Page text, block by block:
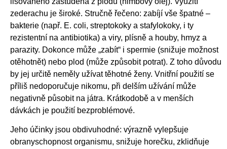
zederachu je široké. Stručně řečeno: zabíjí vše špatné –
bakterie (např. E. coli, streptokoky a stafylokoky, i ty
rezistentní na antibiotika) a viry, plísně a houby, hmyz a
parazity. Dokonce může „zabít“ i spermie (snižuje možnost
otěhotnět) nebo plod (může způsobit potrat). Z toho důvodu
by jej určitě neměly užívat těhotné ženy. Vnitřní použití se
příliš nedoporučuje nikomu, při delším užívání může
negativně působit na játra. Krátkodobě a v menších
dávkách je použití bezproblémové.
Jeho účinky jsou obdivuhodné: výrazně vylepšuje
obranyschopnost organismu, snižuje horečku, zklidňuje